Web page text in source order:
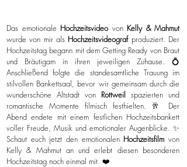
Das emotionale Hochzeitsvideovon Kelly & Mahmut
wurde von mir als Hochzeitsvideograf produziert. Der
Hochzeitstag begann mit dem Getting Ready von Braut
und Bräutigam in ihren jeweiligen Zuhause. 💍
Anschließend folgte die standesamtliche Trauung im
stilvollen Bankettsaal, bevor wir gemeinsam durch die
wunderschöne Altstadt von Rottweil spazierten und
romantische Momente filmisch festhielten. 🥂 Der
Abend endete mit einem festlichen Hochzeitsbankett
voller Freude, Musik und emotionaler Augenblicke. ✨
Schaut euch jetzt den emotionalen Hochzeitsfilmvon
Kelly & Mahmut an und erlebt diesen besonderen
Hochzeitstag noch einmal mit. ❤️